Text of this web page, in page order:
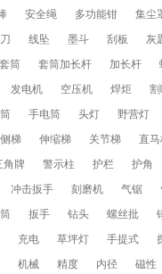
安全绳 多功能钳
集尘
线坠 墨斗 刮板
灰
筒 套筒加长杆 加长杆
发电机 空压机 焊炬
手电筒 头灯
野营灯
梯 伸缩梯 关节梯
直
角牌 警示柱 护栏
护角
冲击扳手 刻磨机 气锯
扳手 钻头 螺丝批
充电 草坪灯 手提式
机械 精度 内径
磁性